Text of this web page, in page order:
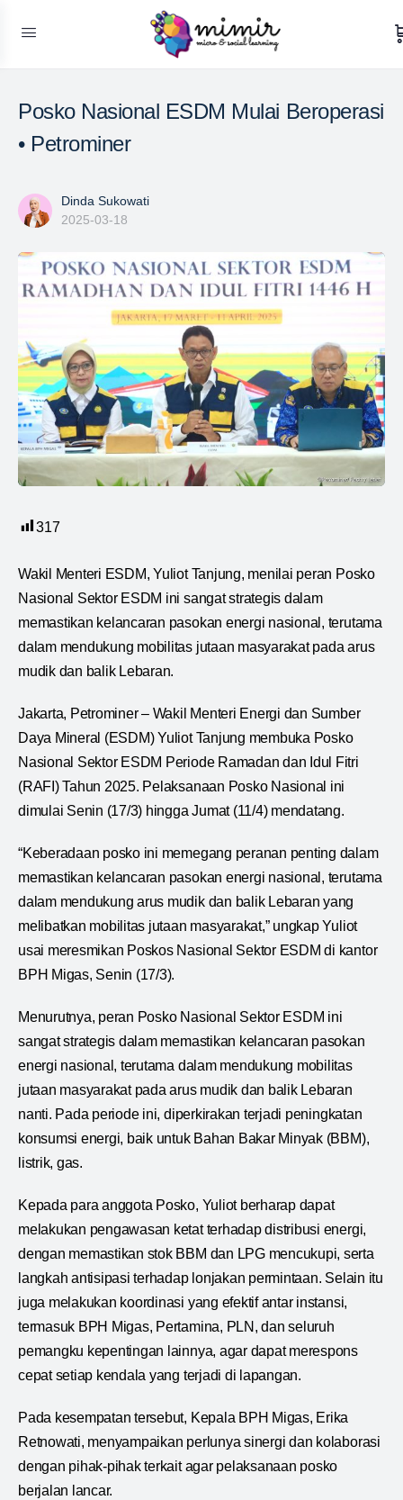
Posko Nasional ESDM Mulai Beroperasi
• Petrominer
Dinda Sukowati
2025-03-18
317
Wakil Menteri ESDM, Yuliot Tanjung, menilai peran Posko
Nasional Sektor ESDM ini sangat strategis dalam
memastikan kelancaran pasokan energi nasional, terutama
dalam mendukung mobilitas jutaan masyarakat pada arus
mudik dan balik Lebaran.
Jakarta, Petrominer – Wakil Menteri Energi dan Sumber
Daya Mineral (ESDM) Yuliot Tanjung membuka Posko
Nasional Sektor ESDM Periode Ramadan dan Idul Fitri
(RAFI) Tahun 2025. Pelaksanaan Posko Nasional ini
dimulai Senin (17/3) hingga Jumat (11/4) mendatang.
“Keberadaan posko ini memegang peranan penting dalam
memastikan kelancaran pasokan energi nasional, terutama
dalam mendukung arus mudik dan balik Lebaran yang
melibatkan mobilitas jutaan masyarakat,” ungkap Yuliot
usai meresmikan Poskos Nasional Sektor ESDM di kantor
BPH Migas, Senin (17/3).
Menurutnya, peran Posko Nasional Sektor ESDM ini
sangat strategis dalam memastikan kelancaran pasokan
energi nasional, terutama dalam mendukung mobilitas
jutaan masyarakat pada arus mudik dan balik Lebaran
nanti. Pada periode ini, diperkirakan terjadi peningkatan
konsumsi energi, baik untuk Bahan Bakar Minyak (BBM),
listrik, gas.
Kepada para anggota Posko, Yuliot berharap dapat
melakukan pengawasan ketat terhadap distribusi energi,
dengan memastikan stok BBM dan LPG mencukupi, serta
langkah antisipasi terhadap lonjakan permintaan. Selain itu
juga melakukan koordinasi yang efektif antar instansi,
termasuk BPH Migas, Pertamina, PLN, dan seluruh
pemangku kepentingan lainnya, agar dapat merespons
cepat setiap kendala yang terjadi di lapangan.
Pada kesempatan tersebut, Kepala BPH Migas, Erika
Retnowati, menyampaikan perlunya sinergi dan kolaborasi
dengan pihak-pihak terkait agar pelaksanaan posko
berjalan lancar.